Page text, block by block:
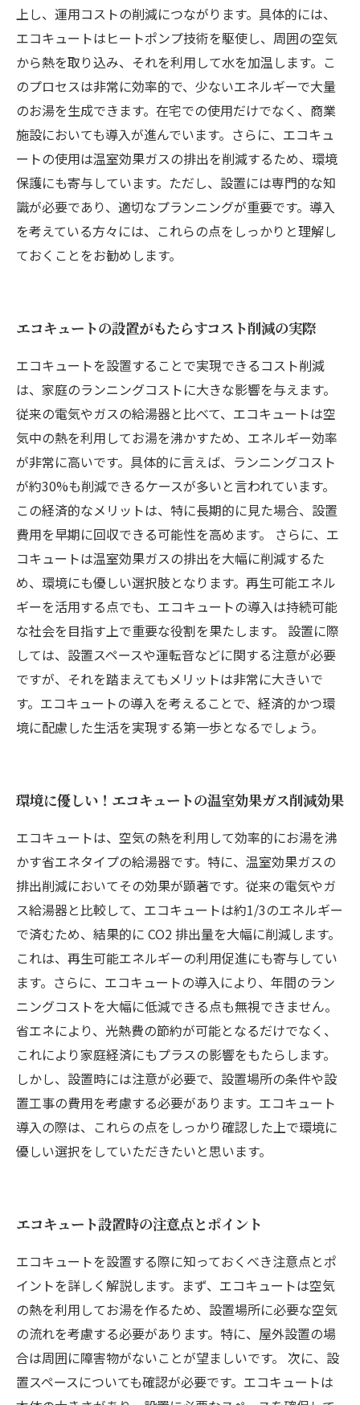
上し、運用コストの削減につながります。具体的には、
エコキュートはヒートポンプ技術を駆使し、周囲の空気
から熱を取り込み、それを利用して水を加温します。こ
のプロセスは非常に効率的で、少ないエネルギーで大量
のお湯を生成できます。在宅での使用だけでなく、商業
施設においても導入が進んでいます。さらに、エコキュ
ートの使用は温室効果ガスの排出を削減するため、環境
保護にも寄与しています。ただし、設置には専門的な知
識が必要であり、適切なプランニングが重要です。導入
を考えている方々には、これらの点をしっかりと理解し
ておくことをお勧めします。
エコキュートの設置がもたらすコスト削減の実際
エコキュートを設置することで実現できるコスト削減
は、家庭のランニングコストに大きな影響を与えます。
従来の電気やガスの給湯器と比べて、エコキュートは空
気中の熱を利用してお湯を沸かすため、エネルギー効率
が非常に高いです。具体的に言えば、ランニングコスト
が約30%も削減できるケースが多いと言われています。
この経済的なメリットは、特に長期的に見た場合、設置
費用を早期に回収できる可能性を高めます。 さらに、エ
コキュートは温室効果ガスの排出を大幅に削減するた
め、環境にも優しい選択肢となります。再生可能エネル
ギーを活用する点でも、エコキュートの導入は持続可能
な社会を目指す上で重要な役割を果たします。 設置に際
しては、設置スペースや運転音などに関する注意が必要
ですが、それを踏まえてもメリットは非常に大きいで
す。エコキュートの導入を考えることで、経済的かつ環
境に配慮した生活を実現する第一歩となるでしょう。
環境に優しい！エコキュートの温室効果ガス削減効果
エコキュートは、空気の熱を利用して効率的にお湯を沸
かす省エネタイプの給湯器です。特に、温室効果ガスの
排出削減においてその効果が顕著です。従来の電気やガ
ス給湯器と比較して、エコキュートは約1/3のエネルギー
で済むため、結果的に CO2 排出量を大幅に削減します。
これは、再生可能エネルギーの利用促進にも寄与してい
ます。さらに、エコキュートの導入により、年間のラン
ニングコストを大幅に低減できる点も無視できません。
省エネにより、光熱費の節約が可能となるだけでなく、
これにより家庭経済にもプラスの影響をもたらします。
しかし、設置時には注意が必要で、設置場所の条件や設
置工事の費用を考慮する必要があります。エコキュート
導入の際は、これらの点をしっかり確認した上で環境に
優しい選択をしていただきたいと思います。
エコキュート設置時の注意点とポイント
エコキュートを設置する際に知っておくべき注意点とポ
イントを詳しく解説します。まず、エコキュートは空気
の熱を利用してお湯を作るため、設置場所に必要な空気
の流れを考慮する必要があります。特に、屋外設置の場
合は周囲に障害物がないことが望ましいです。 次に、設
置スペースについても確認が必要です。エコキュートは